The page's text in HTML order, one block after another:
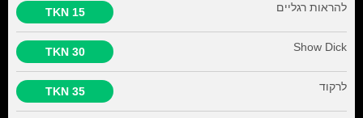
להראות רגליים 15 TKN
Show Dick
30 TKN
לרקוד 35 TKN